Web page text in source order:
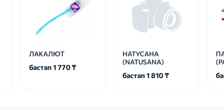
ЛАКАЛЮТ
бастап 1 770 ₸
НАТУСАНА
(NATUSANA)
бастап 1 810 ₸